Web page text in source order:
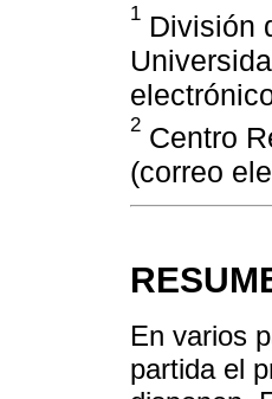
1 División
2 Centro
(correo
En varios
partida el